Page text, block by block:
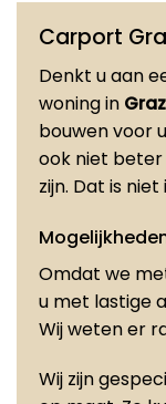
Carport
Denkt u aan
woning in
bouwen voor
ook niet
zijn. Dat is
Omdat we
u met lastige
Wij weten er
Wij zijn